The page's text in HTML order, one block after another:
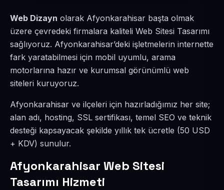
Web Dizayn olarak Afyonkarahisar başta olmak
üzere çevredeki firmalara kaliteli Web Sitesi Tasarımı
sağlıyoruz. Afyonkarahisar’deki işletmelerin internette
fark yaratabilmesi için mobil uyumlu, arama
motorlarına hazır ve kurumsal görünümlü web
siteleri kuruyoruz.
Afyonkarahisar ve ilçeleri için hazırladığımız her site;
alan adı, hosting, SSL sertifikası, temel SEO ve teknik
desteği kapsayacak şekilde yıllık tek ücretle (50 USD
+ KDV) sunulur.
Afyonkarahisar Web Sitesi
Tasarımı Hizmeti